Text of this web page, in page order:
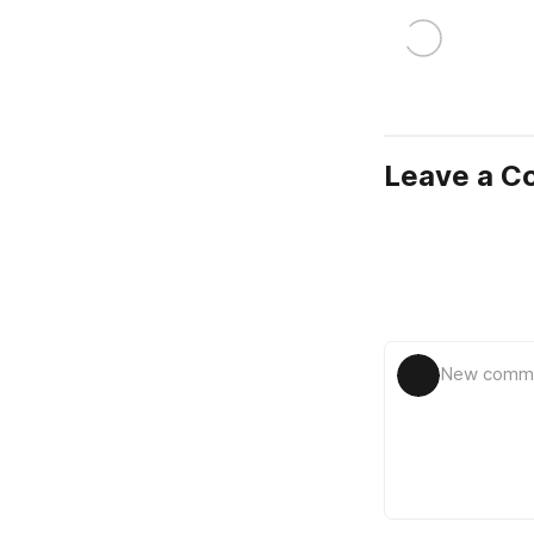
Leave a